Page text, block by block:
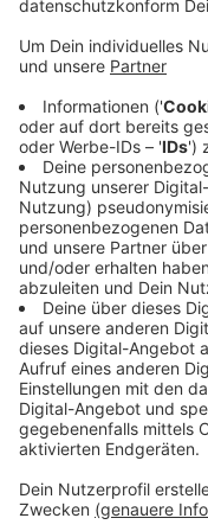
Anzeige
Er war mit einer
halb sechs an der K
Fraunhofer Straße
Rückweg von einem
Kreuzung wollte er
Dabei erfasste ihn
Polizei schwer. Er
Begleiter des 17-
ansehen.
spezielles
Unfallursache.